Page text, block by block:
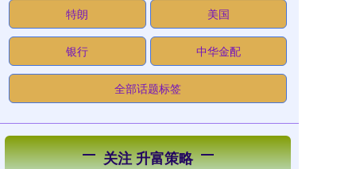
特朗 美国
银行 中华金配
全部话题标签
关注 升富策略